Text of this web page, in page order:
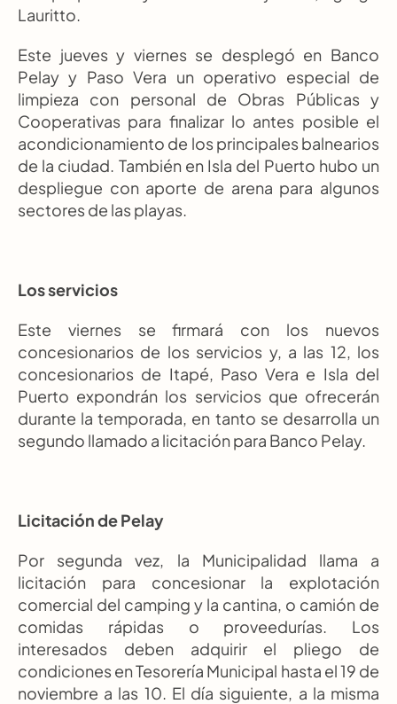
Lauritto.
Este jueves y viernes se desplegó en Banco
Pelay y Paso Vera un operativo especial de
limpieza con personal de Obras Públicas y
Cooperativas para finalizar lo antes posible el
acondicionamiento de los principales balnearios
de la ciudad. También en Isla del Puerto hubo un
despliegue con aporte de arena para algunos
sectores de las playas.
Los servicios
Este viernes se firmará con los nuevos
concesionarios de los servicios y, a las 12, los
concesionarios de Itapé, Paso Vera e Isla del
Puerto expondrán los servicios que ofrecerán
durante la temporada, en tanto se desarrolla un
segundo llamado a licitación para Banco Pelay.
Licitación de Pelay
Por segunda vez, la Municipalidad llama a
licitación para concesionar la explotación
comercial del camping y la cantina, o camión de
comidas rápidas o proveedurías. Los
interesados deben adquirir el pliego de
condiciones en Tesorería Municipal hasta el 19 de
noviembre a las 10. El día siguiente, a la misma